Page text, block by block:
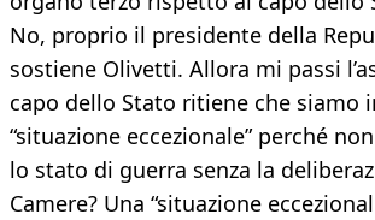
No, proprio il presidente della
sostiene Olivetti. Allora mi passi
capo dello Stato ritiene che siamo
“situazione eccezionale” perché
lo stato di guerra senza la
Camere? Una “situazione